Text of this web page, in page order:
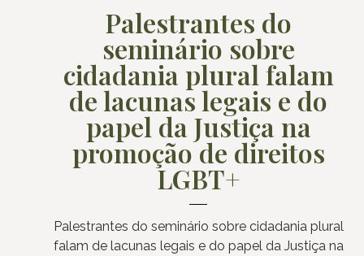
Palestrantes do
seminário sobre
cidadania plural falam
de lacunas legais e do
papel da Justiça na
promoção de direitos
LGBT+
Palestrantes do seminário sobre cidadania plural
falam de lacunas legais e do papel da Justiça na